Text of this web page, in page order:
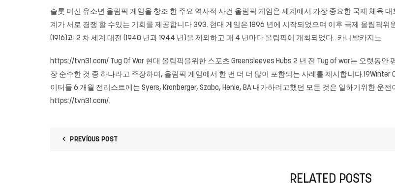
슬롯 머신 유소년 올림픽 게임을 창조 한 주요 역사적 사건 올림픽 게임은 세계에서 가장 중요한 국제 체육
계가 서로 경쟁 할 수있는 기회를 제공합니다 393. 현대 게임은 1896 년에 시작되었으며 이후 국제 올림픽위
(1916)과 2 차 세계 대전 (1940 년과 1944 년)을 제외하고 매 4 년마다 올림픽이 개최되었다.. 카니발카지노
https://tvn31.com/ Tug Of War 현대 올림픽을위한 스포츠 Greensleeves Hubs 2 년 전 Tug of war는 오랫동
장 순수한 것 중 하나라고 주장하며, 올림픽 게임에서 한 번 더 더 많이 포함되는 사례를 제시합니다.19Winter
이터들 6 개월 전리스트에는 Syers, Kronberger, Szabo, Henie, BA 내가하려고했던 모든 것은 일하기위한 운
https://tvn31.com/.
PREVIOUS POST
RELATED POSTS